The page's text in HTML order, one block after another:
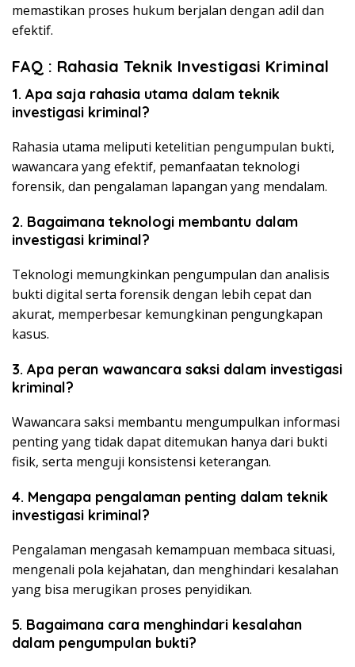
memastikan proses hukum berjalan dengan adil dan
efektif.
FAQ : Rahasia Teknik Investigasi Kriminal
1. Apa saja rahasia utama dalam teknik
investigasi kriminal?
Rahasia utama meliputi ketelitian pengumpulan bukti,
wawancara yang efektif, pemanfaatan teknologi
forensik, dan pengalaman lapangan yang mendalam.
2. Bagaimana teknologi membantu dalam
investigasi kriminal?
Teknologi memungkinkan pengumpulan dan analisis
bukti digital serta forensik dengan lebih cepat dan
akurat, memperbesar kemungkinan pengungkapan
kasus.
3. Apa peran wawancara saksi dalam investigasi
kriminal?
Wawancara saksi membantu mengumpulkan informasi
penting yang tidak dapat ditemukan hanya dari bukti
fisik, serta menguji konsistensi keterangan.
4. Mengapa pengalaman penting dalam teknik
investigasi kriminal?
Pengalaman mengasah kemampuan membaca situasi,
mengenali pola kejahatan, dan menghindari kesalahan
yang bisa merugikan proses penyidikan.
5. Bagaimana cara menghindari kesalahan
dalam pengumpulan bukti?